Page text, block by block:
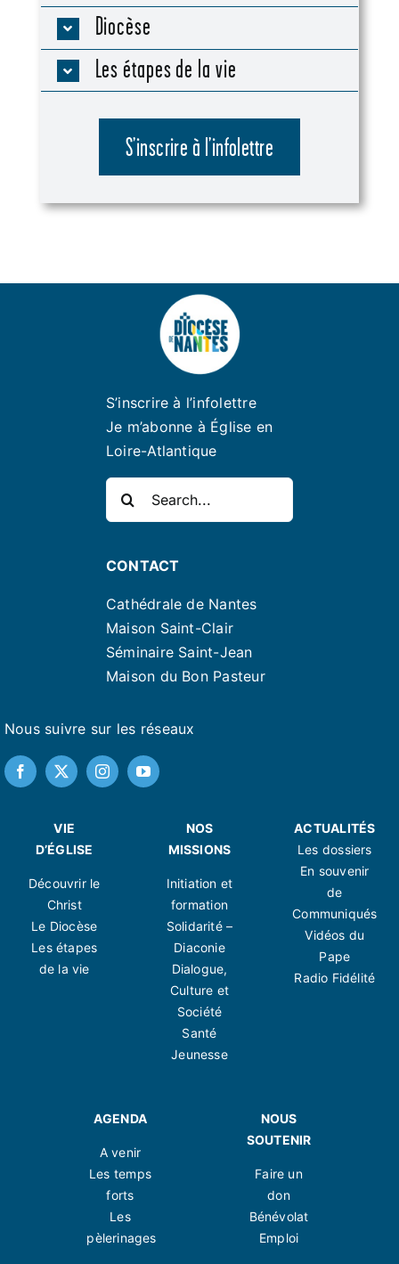
Diocèse
Les étapes de la vie
S’inscrire à l’infolettre
S’inscrire à l’infolettre
Je m’abonne à Église en
Loire-Atlantique
Nous suivre sur les réseaux
CONTACT
Cathédrale de Nantes
Maison Saint-Clair
Séminaire Saint-Jean
Maison du Bon Pasteur
VIE
D’ÉGLISE
Découvrir le
Christ
Le Diocèse
Les étapes
de la vie
NOS
MISSIONS
Initiation et
formation
Solidarité –
Diaconie
Dialogue,
Culture et
Société
Santé
Jeunesse
ACTUALITÉS
Les dossiers
En souvenir
de
Communiqués
Vidéos du
Pape
Radio Fidélité
AGENDA
A venir
Les temps
forts
Les
pèlerinages
NOUS
SOUTENIR
Faire un
don
Bénévolat
Emploi